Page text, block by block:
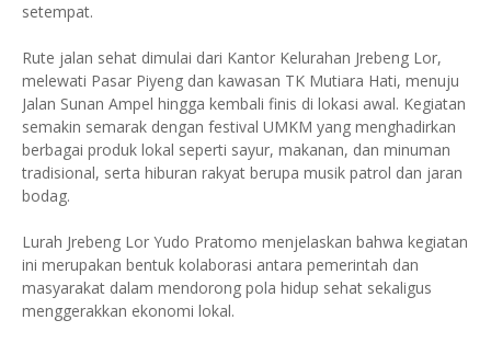
setempat.
Rute jalan sehat dimulai dari Kantor Kelurahan Jrebeng Lor,
melewati Pasar Piyeng dan kawasan TK Mutiara Hati, menuju
Jalan Sunan Ampel hingga kembali finis di lokasi awal. Kegiatan
semakin semarak dengan festival UMKM yang menghadirkan
berbagai produk lokal seperti sayur, makanan, dan minuman
tradisional, serta hiburan rakyat berupa musik patrol dan jaran
bodag.
Lurah Jrebeng Lor Yudo Pratomo menjelaskan bahwa kegiatan
ini merupakan bentuk kolaborasi antara pemerintah dan
masyarakat dalam mendorong pola hidup sehat sekaligus
menggerakkan ekonomi lokal.